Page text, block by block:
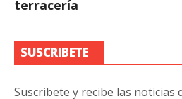
terracería
SUSCRIBETE
Suscribete y recibe las noticias